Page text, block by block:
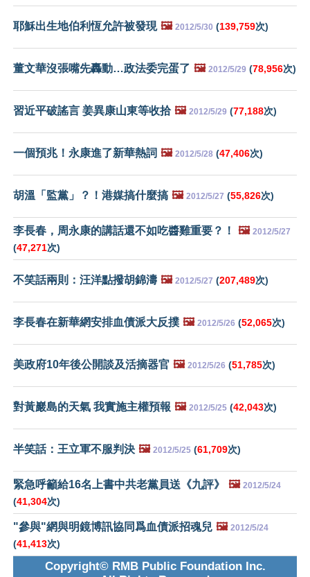
耶穌出生地伯利恆允許被發現 🖼️ 2012/5/30 (139,759次)
董文華沒張嘴先轟動…政法委完蛋了 🖼️ 2012/5/29 (78,956次)
習近平破謠言 姜異康山東等收拾 🖼️ 2012/5/29 (77,188次)
一個預兆！永康進了新華熱詞 🖼️ 2012/5/28 (47,406次)
胡溫「監黨」？！港媒搞什麼搞 🖼️ 2012/5/27 (55,826次)
李長春，周永康的講話還不如吃醬雞重要？！ 🖼️ 2012/5/27
(47,271次)
不笑話兩則：汪洋點撥胡錦濤 🖼️ 2012/5/27 (207,489次)
李長春在新華網安排血債派大反撲 🖼️ 2012/5/26 (52,065次)
美政府10年後公開談及活摘器官 🖼️ 2012/5/26 (51,785次)
對黃巖島的天氣 我實施主權預報 🖼️ 2012/5/25 (42,043次)
半笑話：王立軍不服判決 🖼️ 2012/5/25 (61,709次)
緊急呼籲給16名上書中共老黨員送《九評》 🖼️ 2012/5/24
(41,304次)
"參與"網與明鏡博訊協同爲血債派招魂兒 🖼️ 2012/5/24
(41,413次)
Copyright© RMB Public Foundation Inc.